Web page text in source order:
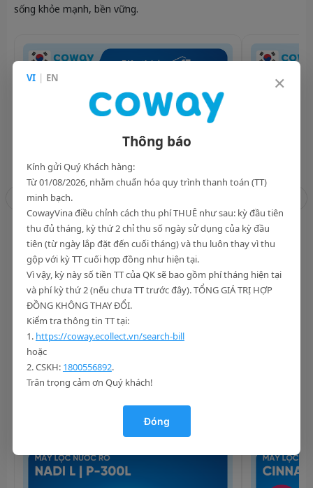
sống khỏe mạnh, bền vững.
MÁY LỌC KHÔNG KHÍ AIRES 5
Liên hệ
Xem chi tiết
MÁY
VI | EN ×
Thông báo
Kính gửi Quý Khách hàng:
Từ 01/08/2026, nhằm chuẩn hóa quy trình thanh toán (TT)
minh bạch.
CowayVina điều chỉnh cách thu phí THUÊ như sau: kỳ đầu tiên
thu đủ tháng, kỳ thứ 2 chỉ thu số ngày sử dụng của kỳ đầu
tiên (từ ngày lắp đặt đến cuối tháng) và thu luôn thay vì thu
gộp với kỳ TT cuối hợp đồng như hiện tại.
Vì vậy, kỳ này số tiền TT của QK sẽ bao gồm phí tháng hiện tại
và phí kỳ thứ 2 (nếu chưa TT trước đây). TỔNG GIÁ TRỊ HỢP
ĐỒNG KHÔNG THAY ĐỔI.
Kiểm tra thông tin TT tại:
1. https://coway.ecollect.vn/search-bill
hoặc
2. CSKH: 1800556892.
Trân trọng cảm ơn Quý khách!
Đóng